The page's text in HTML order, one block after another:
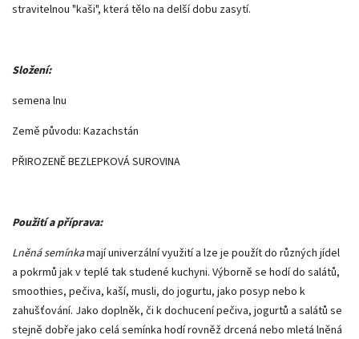
stravitelnou "kaši", která tělo na delší dobu zasytí.
Složení:
semena lnu
Země původu: Kazachstán
PŘIROZENĚ BEZLEPKOVÁ SUROVINA
Použití a příprava:
Lněná semínkamají univerzální využití a lze je použít do různých jídel
a pokrmů jak v teplé tak studené kuchyni. Výborně se hodí do salátů,
smoothies, pečiva, kaší, musli, do jogurtu, jako posyp nebo k
zahušťování. Jako doplněk, či k dochucení pečiva, jogurtů a salátů se
stejně dobře jako celá semínka hodí rovněž drcená nebo mletá lněná